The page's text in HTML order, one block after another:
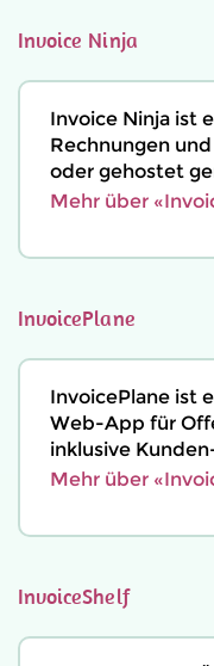
Invoice Ninja
Invoice Ninja ist
Rechnungen
oder gehostet
Mehr über
InvoicePlane
InvoicePlane ist
Web-App für
inklusive
Mehr über
InvoiceShelf